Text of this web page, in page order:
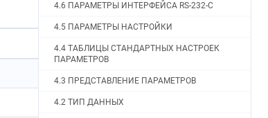
4.6 ПАРАМЕТРЫ ИНТЕРФЕЙСА RS-232-C
4.5 ПАРАМЕТРЫ НАСТРОЙКИ
4.4 ТАБЛИЦЫ СТАНДАРТНЫХ НАСТРОЕК
ПАРАМЕТРОВ
4.3 ПРЕДСТАВЛЕНИЕ ПАРАМЕТРОВ
4.2 ТИП ДАННЫХ